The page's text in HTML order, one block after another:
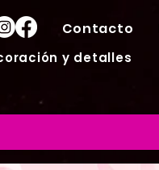
Contacto
y detalles